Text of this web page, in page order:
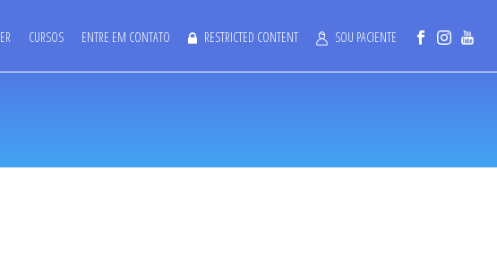
CURSOS ENTRE EM CONTATO RESTRICTED CONTENT SOU PACIENTE